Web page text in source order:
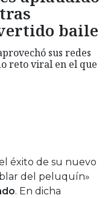
baile
sus redes
reto viral en el que
éxito de su nuevo
del peluquín»
. En dicha